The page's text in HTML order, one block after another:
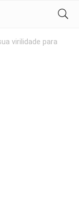
virilidade para